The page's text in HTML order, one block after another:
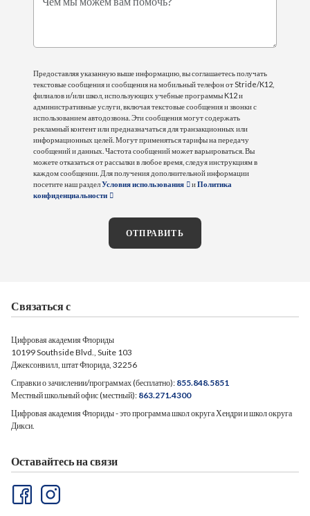
Чем мы можем вам помочь?
Предоставляя указанную выше информацию, вы соглашаетесь получать
текстовые сообщения и сообщения на мобильный телефон от Stride/K12,
филиалов и/или школ, использующих учебные программы K12 и
административные услуги, включая текстовые сообщения и звонки с
использованием автодозвона. Эти сообщения могут содержать
рекламный контент или предназначаться для транзакционных или
информационных целей. Могут применяться тарифы на передачу
сообщений и данных. Частота сообщений может варьироваться. Вы
можете отказаться от рассылки в любое время, следуя инструкциям в
каждом сообщении. Для получения дополнительной информации
посетите наш разделУсловия использования иПолитика
конфиденциальности
ОТПРАВИТЬ
Связаться с
Цифровая академия Флориды
10199 Southside Blvd., Suite 103
Джексонвилл, штат Флорида, 32256
Справки о зачислении/программах (бесплатно): 855.848.5851
Местный школьный офис (местный): 863.271.4300
Цифровая академия Флориды - это программа школ округа Хендри и школ округа
Дикси.
Оставайтесь на связи